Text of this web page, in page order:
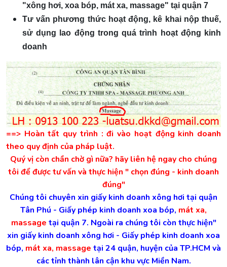
"xông hơi, xoa bóp, mát xa, massage" tại quận 7
Tư vấn phương thức hoạt động, kê khai nộp thuế,
sử dụng lao động trong quá trình hoạt động kinh
doanh
==> Hoàn tất quy trình : đi vào hoạt động kinh doanh
theo quy định của pháp luật.
Quý vị còn chần chờ gì nữa? hãy liên hệ ngay cho chúng
tôi để được tư vấn và thực hiện " chọn đúng - kinh doanh
đúng"
Chúng tôi chuyên xin giấy kinh doanh xông hơi tại quận
Tân Phú - Giấy phép kinh doanh xoa bóp, mát xa,
massage tại quận 7. Ngoài ra chúng tôi còn thực hiện"
xin giấy kinh doanh xông hơi - Giấy phép kinh doanh xoa
bóp, mát xa, massage tại 24 quận, huyện của TP.HCM và
các tỉnh thành lân cận khu vực Miền Nam.